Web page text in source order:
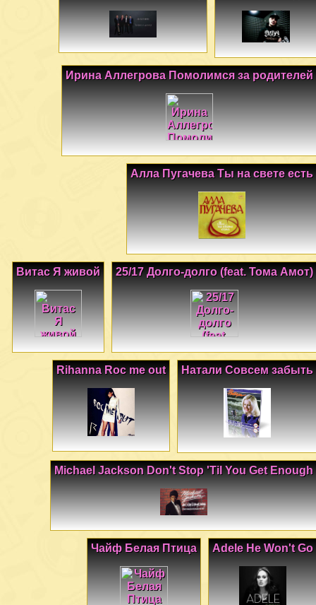
Ирина Аллегрова Помолимся за родителей
Алла Пугачева Ты на свете есть
25/17 Долго-долго (feat. Тома Амот)
Витас Я живой
Натали Совсем забыть
Rihanna Roc me out
Michael Jackson Don't Stop 'Til You Get Enough
Adele He Won't Go
Чайф Белая Птица